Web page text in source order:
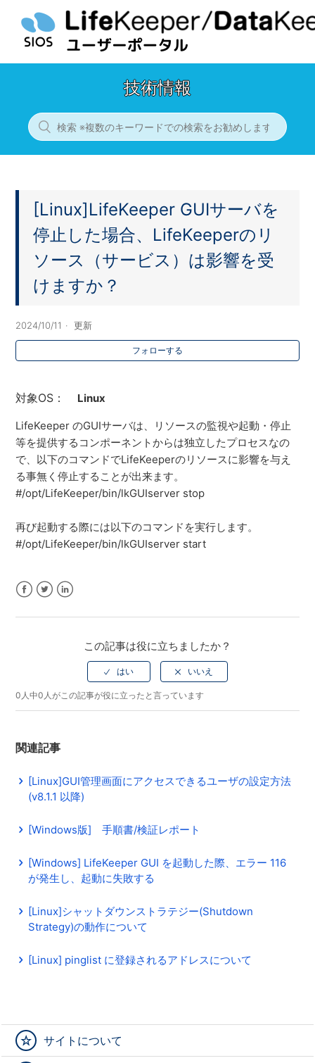
技術情報
サイトについて
[Linux]LifeKeeper GUIサーバを
停止した場合、LifeKeeperのリ
ソース（サービス）は影響を受
けますか？
2024/10/11 更新
フォローする
対象OS： Linux
LifeKeeper のGUIサーバは、リソースの監視や起動・停止
等を提供するコンポーネントからは独立したプロセスなの
で、以下のコマンドでLifeKeeperのリソースに影響を与え
る事無く停止することが出来ます。
#/opt/LifeKeeper/bin/lkGUIserver stop
再び起動する際には以下のコマンドを実行します。
#/opt/LifeKeeper/bin/lkGUIserver start
この記事は役に立ちましたか？
0人中0人がこの記事が役に立ったと言っています
関連記事
[Linux]GUI管理画面にアクセスできるユーザの設定方法
(v8.1.1 以降)
[Windows版] 手順書/検証レポート
[Windows] LifeKeeper GUI を起動した際、エラー 116
が発生し、起動に失敗する
[Linux]シャットダウンストラテジー(Shutdown
Strategy)の動作について
[Linux] pinglist に登録されるアドレスについて